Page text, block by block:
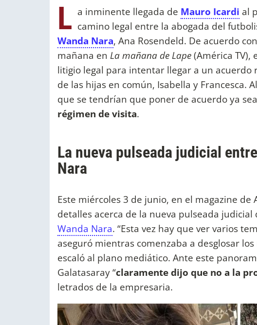
L a inminente llegada de Mauro Icardi al
camino legal entre la abogada del
Wanda Nara, Ana Rosendeld. De acuerdo
mañana en La mañana de Lape(América
litigio legal para intentar llegar a un acuerdo
de las hijas en común, Isabella y Francesca.
que se tendrían que poner de acuerdo ya
régimen de visita.
La nueva pulseada judicial
Nara
Este miércoles 3 de junio, en el magazine
detalles acerca de la nueva pulseada
Wanda Nara. “Esta vez hay que ver varios
aseguró mientras comenzaba a desglosar
escaló al plano mediático. Ante este
Galatasaray “claramente dijo que no a la
letrados de la empresaria.